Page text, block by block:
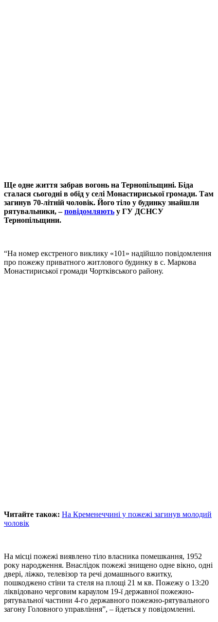
Ще одне життя забрав вогонь на Тернопільщині. Біда
сталася сьогодні в обід у селі Монастириської громади. Там
загинув 70-літній чоловік. Його тіло у будинку знайшли
рятувальники, –повідомляють у ГУ ДСНСУ
Тернопільщини.
“На номер екстреного виклику «101» надійшло повідомлення
про пожежу приватного житлового будинку в с. Маркова
Монастириської громади Чортківського району.
Читайте також: На Кременеччині у пожежі загинув молодий
чоловік
На місці пожежі виявлено тіло власника помешкання, 1952
року народження. Внаслідок пожежі знищено одне вікно, одні
двері, ліжко, телевізор та речі домашнього вжитку,
пошкоджено стіни та стеля на площі 21 м кв. Пожежу о 13:20
ліквідовано черговим караулом 19-ї державної пожежно-
рятувальної частини 4-го державного пожежно-рятувального
загону Головного управління”, – йдеться у повідомленні.